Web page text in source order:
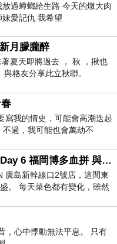
過蟑螂給生路 今天的燉大肉
愛記仇 我希望
月朦朧醉
夏天即將過去 ， 秋 ，揪也
與格友分享此立秋聯。
寫我的情史，可能會高潮迭起
過，我可能也會萬劫不
被判了花心的罪
【2026-6廣島】Day 6 福岡博多血拼 與機場接送少年司機深夜對談
廣島新幹線口2號店，這間東
。 每天菜色都有變化，雖然
包加熱，但
，心中悸動無法平息。 只有